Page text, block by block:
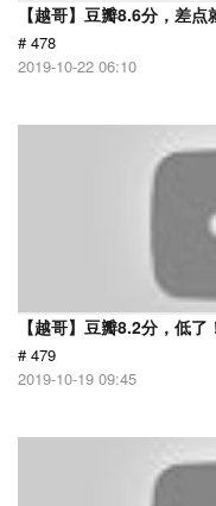
【越哥】豆瓣8.6分，差
# 478
2019-10-22 06:10
【越哥】豆瓣8.2分，低
# 479
2019-10-19 09:45